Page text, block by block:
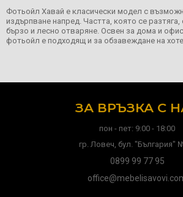
Фотьойл Хавай е класически модел с
издърпване напред. Частта, която се разтяга,
бързо и лесно отваряне. Освен за дома и
фотьойл е подходящ и за обзавеждане на
ЗА ВРЪЗКА С
пон - пет: 9:00 - 18:00
гр. Ловеч, бул. "България"
0899 99 77 95